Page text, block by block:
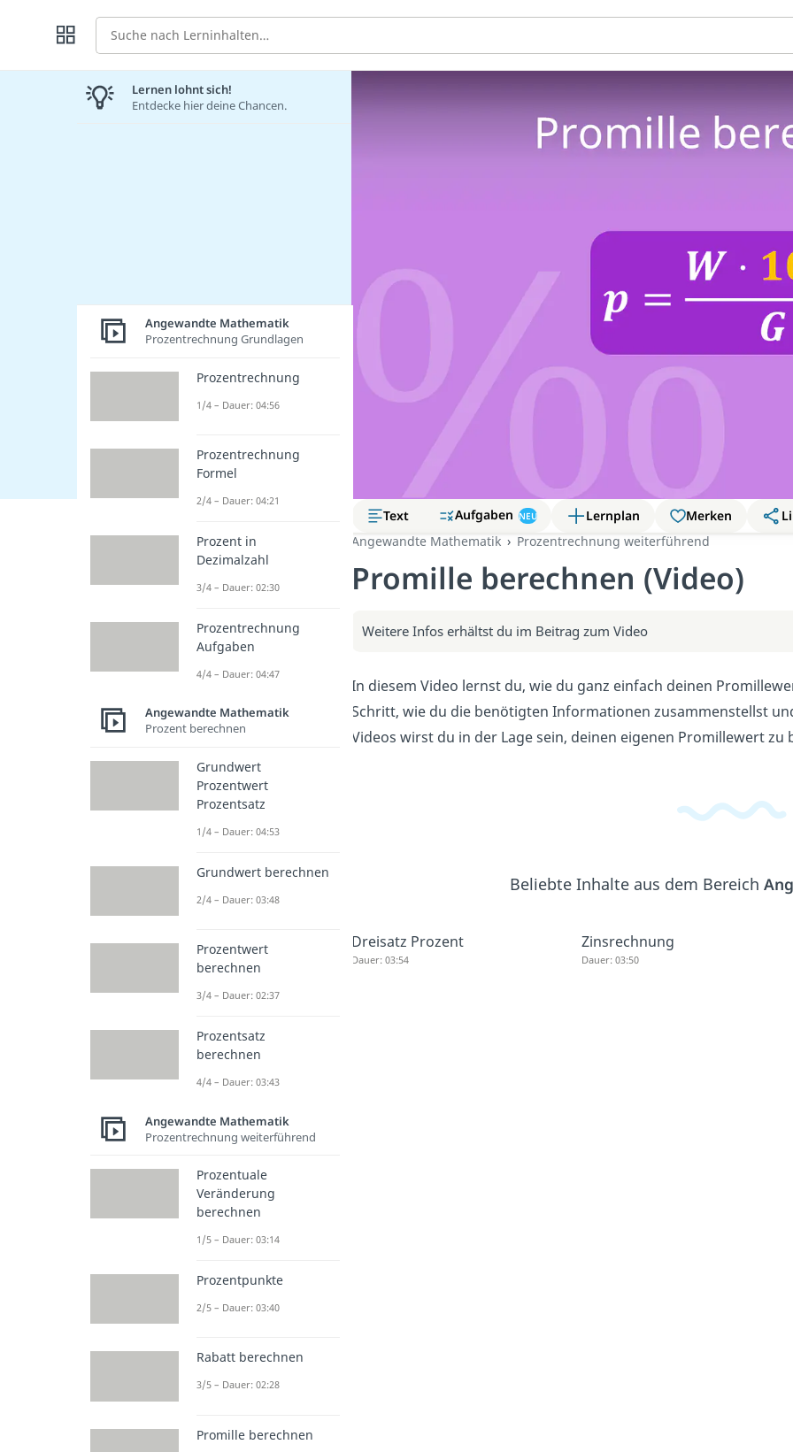
Suche
Text Aufgaben NEU Lernplan Merken
Angewandte Mathematik
Prozentrechnung weiterführend
Promille berechnen (Video)
Weitere Infos erhältst du im Beitrag zum Video
In diesem Video lernst du, wie du ganz einfach deinen
Schritt, wie du die benötigten Informationen zusammenstellst
Videos wirst du in der Lage sein, deinen eigenen Promillewert zu
Beliebte Inhalte aus dem Bereich
Dreisatz Prozent
Dauer: 03:54
Zinsrechnung
Dauer: 03:50
Lernen lohnt sich!
Entdecke hier deine Chancen.
Angewandte Mathematik
Prozentrechnung Grundlagen
Prozentrechnung
1/4 – Dauer: 04:56
Prozentrechnung
Formel
2/4 – Dauer: 04:21
Prozent in
Dezimalzahl
3/4 – Dauer: 02:30
Prozentrechnung
Aufgaben
4/4 – Dauer: 04:47
Angewandte Mathematik
Prozent berechnen
Grundwert
Prozentwert
Prozentsatz
1/4 – Dauer: 04:53
Grundwert berechnen
2/4 – Dauer: 03:48
Prozentwert
berechnen
3/4 – Dauer: 02:37
Prozentsatz
berechnen
4/4 – Dauer: 03:43
Angewandte Mathematik
Prozentrechnung weiterführend
Prozentuale
Veränderung
berechnen
1/5 – Dauer: 03:14
Prozentpunkte
2/5 – Dauer: 03:40
Rabatt berechnen
3/5 – Dauer: 02:28
Promille berechnen